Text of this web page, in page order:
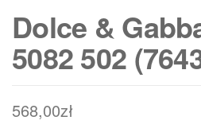
Dolce &
5082 502
568,00zł